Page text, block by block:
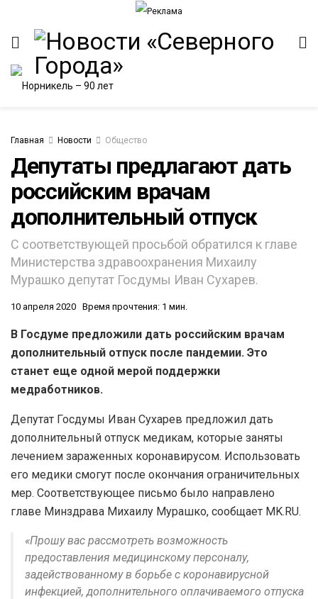
Главная Новости Общество
Депутаты предлагают дать
российским врачам
дополнительный отпуск
С соответствующей просьбой обратился к главе
Министерства здравоохранения Михаилу
Мурашко депутат Госдумы Иван Сухарев.
10 апреля 2020 Время прочтения: 1 мин.
В Госдуме предложили дать российским врачам
дополнительный отпуск после пандемии. Это
станет еще одной мерой поддержки
медработников.
Депутат Госдумы Иван Сухарев предложил дать
дополнительный отпуск медикам, которые заняты
лечением зараженных коронавирусом. Использовать
его медики смогут после окончания ограничительных
мер. Соответствующее письмо было направлено
главе Минздрава Михаилу Мурашко, сообщает MK.RU.
«Прошу вас рассмотреть возможность
предоставления медицинскому персоналу,
задействованному в борьбе с коронавирусной
инфекцией, дополнительного оплачиваемого отпуска